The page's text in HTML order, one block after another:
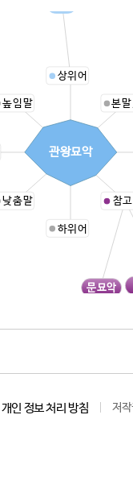
상위어
본
문묘악
참
하위어
낮춤말
높임말
관왕묘악
개인 정보 처리 방침 저